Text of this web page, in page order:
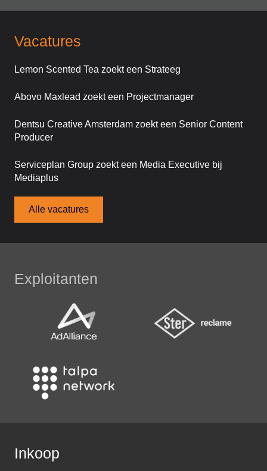
Vacatures
Lemon Scented Tea zoekt een Strateeg
Abovo Maxlead zoekt een Projectmanager
Dentsu Creative Amsterdam zoekt een Senior Content
Producer
Serviceplan Group zoekt een Media Executive bij
Mediaplus
Alle vacatures
Exploitanten
Inkoop